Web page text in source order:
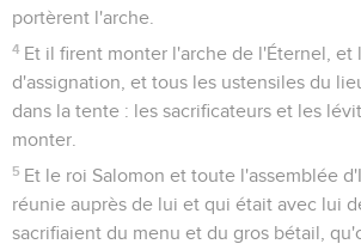
portèrent l'arche.
4 Et il firent monter l'arche de l'Éternel, et
d'assignation, et tous les ustensiles du
dans la tente : les sacrificateurs et les
monter.
5 Et le roi Salomon et toute l'assemblée
réunie auprès de lui et qui était avec lui
sacrifiaient du menu et du gros bétail,